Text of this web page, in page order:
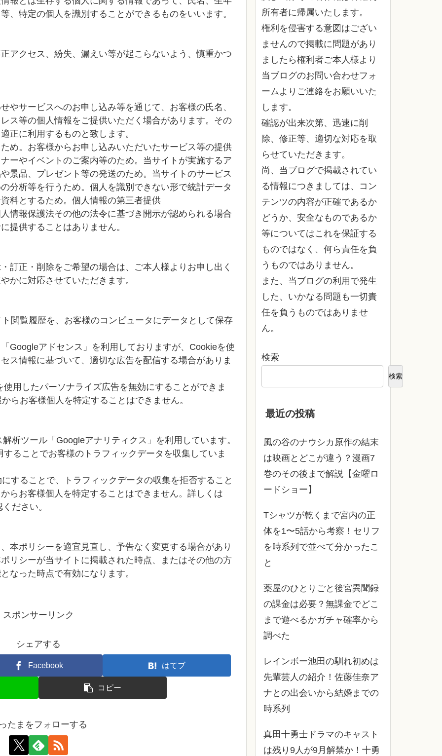
、特定の個人を識別することができるものをいいます。
アクセス、紛失、漏えい等が起こらないよう、慎重かつ
やサービスへのお申し込み等を通じて、お客様の氏名、
ス等の個人情報をご提供いただく場合があります。その
正に利用するものと致します。
め。お客様からお申し込みいただいたサービス等の提供
ーやイベントのご案内等のため。当サイトが実施するア
景品、プレゼント等の発送のため。当サイトのサービス
分析等を行うため。個人を識別できない形で統計データ
料とするため。個人情報の第三者提供
情報保護法その他の法令に基づき開示が認められる場合
提供することはありません。
訂正・削除をご希望の場合は、ご本人様よりお申し出く
かに対応させていただきます。
閲覧履歴を、お客様のコンピュータにデータとして保存
Googleアドセンス」を利用しておりますが、Cookieを使
ス情報に基づいて、適切な広告を配信する場合がありま
用したパーソナライズ広告を無効にすることができま
らお客様個人を特定することはできません。
析ツール「Googleアナリティクス」を利用しています。
ることでお客様のトラフィックデータを収集していま
することで、トラフィックデータの収集を拒否すること
らお客様個人を特定することはできません。詳しくは
ださい。
本ポリシーを適宜見直し、予告なく変更する場合があり
リシーが当サイトに掲載された時点、またはその他の方
なった時点で有効になります。
スポンサーリンク
シェアする
Facebook はてブ
コピー
たまをフォローする
所有者に帰属いたします。
権利を侵害する意図はござい
ませんので掲載に問題があり
ましたら権利者ご本人様より
当ブログのお問い合わせフォ
ームよりご連絡をお願いいた
します。
確認が出来次第、迅速に削
除、修正等、適切な対応を取
らせていただきます。
尚、当ブログで掲載されてい
る情報につきましては、コン
テンツの内容が正確であるか
どうか、安全なものであるか
等についてはこれを保証する
ものではなく、何ら責任を負
うものではありません。
また、当ブログの利用で発生
した、いかなる問題も一切責
任を負うものではありませ
ん。
検索
検索
最近の投稿
風の谷のナウシカ原作の結末
は映画とどこが違う？漫画7
巻のその後まで解説【金曜ロ
ードショー】
Tシャツが乾くまで宮内の正
体を1〜5話から考察！セリフ
を時系列で並べて分かったこ
と
薬屋のひとりごと後宮異聞録
の課金は必要？無課金でどこ
まで遊べるかガチャ確率から
調べた
レインボー池田の馴れ初めは
先輩芸人の紹介！佐藤佳奈ア
ナとの出会いから結婚までの
時系列
真田十勇士ドラマのキャスト
は残り9人が9月解禁か！十勇